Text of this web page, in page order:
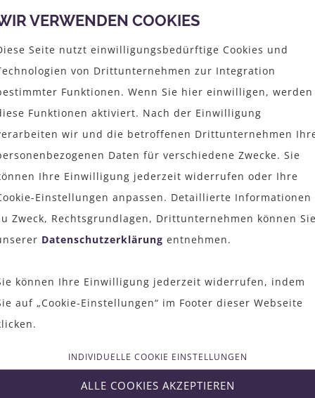
ERFAHRUNG
Sie da.
PERSÖNLICH
VERWENDEN COOKIES
Seite nutzt einwilligungsbedürftige Cookies und
von Drittunternehmen zur Integration
Funktionen. Wenn Sie hier einwilligen, werden
Funktionen aktiviert. Nach der Einwilligung
wir und die betroffenen Drittunternehmen
Daten für verschiedene Zwecke. Sie
Ihre Einwilligung jederzeit widerrufen oder Ihre
Einstellungen anpassen. Detaillierte Informationen
Zweck, Rechtsgrundlagen, Drittunternehmen können
Datenschutzerklärung entnehmen.
können Ihre Einwilligung jederzeit widerrufen, indem
auf „Cookie-Einstellungen“ im Footer dieser Webseite
INDIVIDUELLE COOKIE EINSTELLUNGEN
ALLE COOKIES AKZEPTIEREN